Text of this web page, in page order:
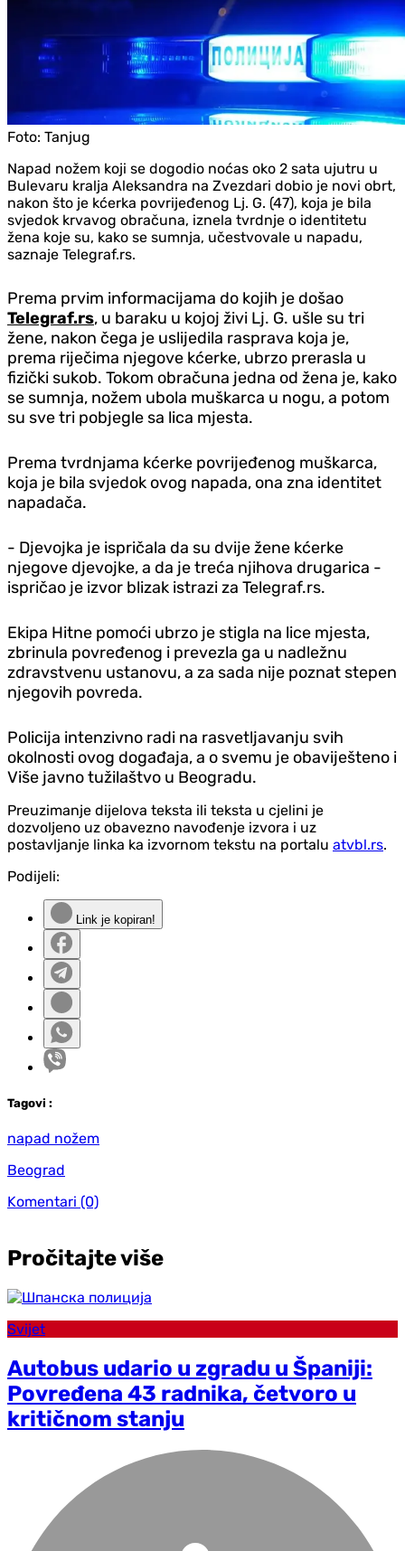
Foto: Tanjug
Napad nožem koji se dogodio noćas oko 2 sata ujutru u
Bulevaru kralja Aleksandra na Zvezdari dobio je novi obrt,
nakon što je kćerka povrijeđenog Lj. G. (47), koja je bila
svjedok krvavog obračuna, iznela tvrdnje o identitetu
žena koje su, kako se sumnja, učestvovale u napadu,
saznaje Telegraf.rs.
Prema prvim informacijama do kojih je došao
Telegraf.rs, u baraku u kojoj živi Lj. G. ušle su tri
žene, nakon čega je uslijedila rasprava koja je,
prema riječima njegove kćerke, ubrzo prerasla u
fizički sukob. Tokom obračuna jedna od žena je, kako
se sumnja, nožem ubola muškarca u nogu, a potom
su sve tri pobjegle sa lica mjesta.
Prema tvrdnjama kćerke povrijeđenog muškarca,
koja je bila svjedok ovog napada, ona zna identitet
napadača.
- Djevojka je ispričala da su dvije žene kćerke
njegove djevojke, a da je treća njihova drugarica -
ispričao je izvor blizak istrazi za Telegraf.rs.
Ekipa Hitne pomoći ubrzo je stigla na lice mjesta,
zbrinula povređenog i prevezla ga u nadležnu
zdravstvenu ustanovu, a za sada nije poznat stepen
njegovih povreda.
Policija intenzivno radi na rasvetljavanju svih
okolnosti ovog događaja, a o svemu je obaviješteno i
Više javno tužilaštvo u Beogradu.
Preuzimanje dijelova teksta ili teksta u cjelini je
dozvoljeno uz obavezno navođenje izvora i uz
postavljanje linka ka izvornom tekstu na portalu atvbl.rs.
Podijeli:
Link je kopiran!
Tagovi :
napad nožem
Beograd
Komentari (0)
Pročitajte više
Svijet
Autobus udario u zgradu u Španiji:
Povređena 43 radnika, četvoro u
kritičnom stanju